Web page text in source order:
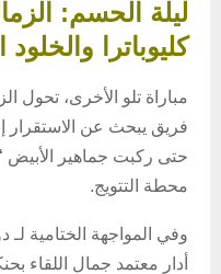
ليلة الحسم:
كليوباترا والخلود
مباراة تلو الأخرى، تحول
فريق يبحث عن
حتى ركبت جماهير الأبيض
محطة التتويج.
وفي المواجهة الختامية لـ
أدار معتمد جمال اللقاء